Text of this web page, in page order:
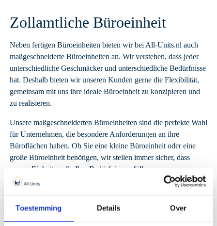
Toestemming Details Over
Zollamtliche Büroeinheit
Neben fertigen Büroeinheiten bieten wir bei All-Units.nl auch
maßgeschneiderte Büroeinheiten an. Wir verstehen, dass jeder
unterschiedliche Geschmäcker und unterschiedliche Bedürfnisse
hat. Deshalb bieten wir unseren Kunden gerne die Flexibilität,
gemeinsam mit uns ihre ideale Büroeinheit zu konzipieren und
zu realisieren.
Unsere maßgeschneiderten Büroeinheiten sind die perfekte Wahl
für Unternehmen, die besondere Anforderungen an ihre
Büroflächen haben. Ob Sie eine kleine Büroeinheit oder eine
große Büroeinheit benötigen, wir stellen immer sicher, dass
unsere Einheiten alle Ihre Bedürfnisse erfüllen.